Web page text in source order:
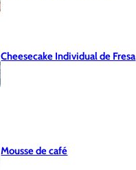
Cheesecake Individual de Fresa
Mousse de café